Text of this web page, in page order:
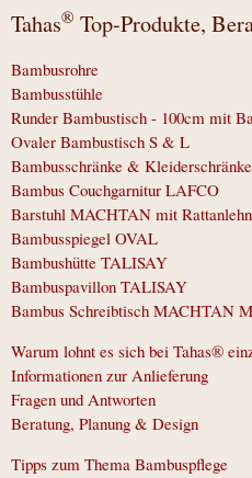
Tahas® Top-Produkte,
Bambusrohre
Bambusstühle
Runder Bambustisch - 100cm mit
Ovaler Bambustisch S & L
Bambusschränke & Kleiderschränke
Bambus Couchgarnitur LAFCO
Barstuhl MACHTAN mit
Bambusspiegel OVAL
Bambushütte TALISAY
Bambuspavillon TALISAY
Bambus Schreibtisch MACHTAN M
Warum lohnt es sich bei Tahas®
Informationen zur Anlieferung
Fragen und Antworten
Beratung, Planung & Design
Tipps zum Thema Bambuspflege